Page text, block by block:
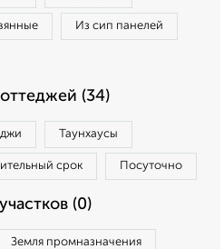
Из сип панелей
(34)
Таунхаусы
срок Посуточно
(0)
Земля промназначения